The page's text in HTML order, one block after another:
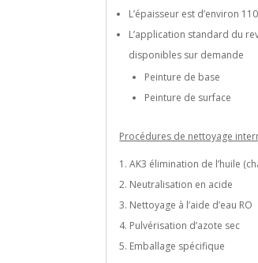
L’épaisseur est d’environ
L’application standard du
disponibles sur demande
Peinture de base
Peinture de surface
Procédures de nettoyage
AK3 élimination de l’huile
Neutralisation en acide
Nettoyage à l’aide d’eau RO
Pulvérisation d’azote sec
Emballage spécifique